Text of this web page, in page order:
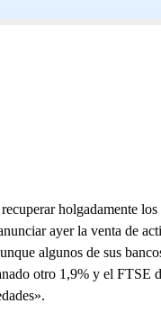
recuperar holgadamente
ayer la venta de
algunos de sus
otro 1,9% y el FTSE